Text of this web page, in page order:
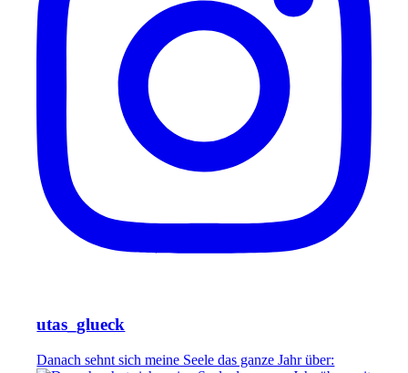
utas_glueck
Danach sehnt sich meine Seele das ganze Jahr über: